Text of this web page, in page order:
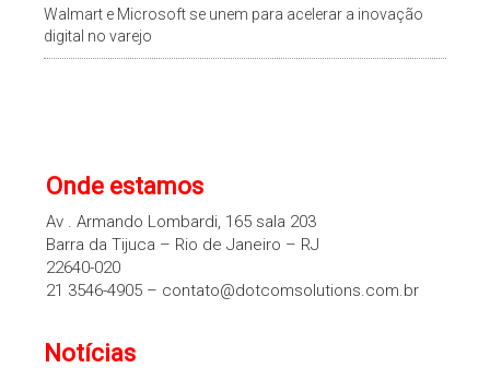
Walmart e Microsoft se unem para acelerar a inovação
digital no varejo
Onde estamos
Av . Armando Lombardi, 165 sala 203
Barra da Tijuca – Rio de Janeiro – RJ
22640-020
21 3546-4905 – contato@dotcomsolutions.com.br
Notícias